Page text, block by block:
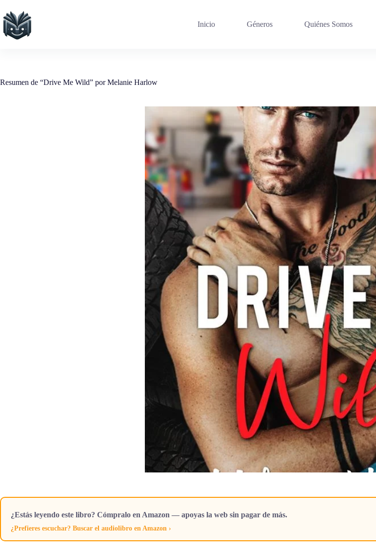
contenido
Inicio Géneros Quiénes Somos
Resumen de “Drive Me Wild” por Melanie Harlow
¿Estás leyendo este libro? Cómpralo en Amazon — apoyas la web sin pagar de más.
¿Prefieres escuchar? Buscar el audiolibro en Amazon ›